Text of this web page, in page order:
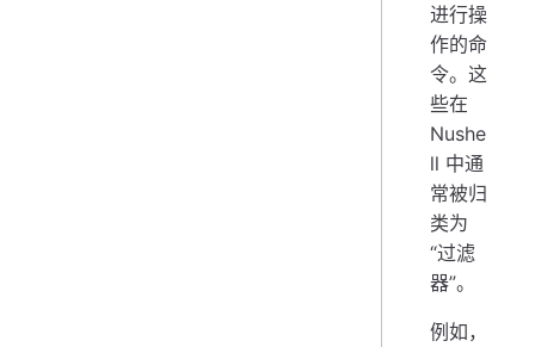
进行操
作的命
令。这
些在
Nushe
ll 中通
常被归
类为
“过滤
器”。
例如，